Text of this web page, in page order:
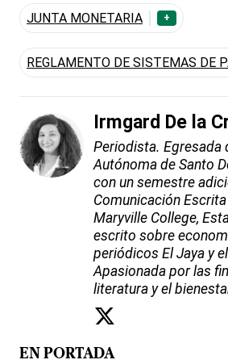
JUNTA MONETARIA +
REGLAMENTO DE SISTEMAS DE
Irmgard De la
Periodista. Egresada
Autónoma de Santo
con un semestre
Comunicación
Maryville College,
escrito sobre
periódicos El Jaya y
Apasionada por las
literatura y el
EN PORTADA